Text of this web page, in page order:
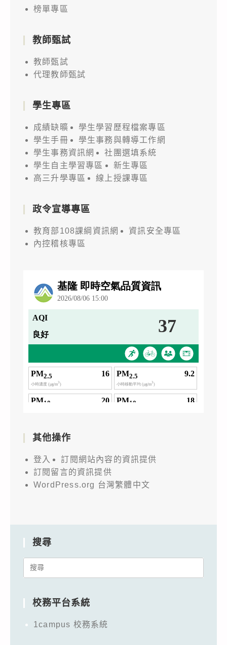
榜單專區
教師甄試
教師甄試
代理教師甄試
學生專區
成績缺曠
學生學習歷程檔案專區
學生手冊
學生事務與轉導工作網
學生事務資訊網
社團選填系統
學生自主學習專區
新生專區
高三升學專區
線上授課專區
政令宣導專區
教育部108課綱資訊網
資訊安全專區
內控稽核專區
其他操作
登入
訂閱網站內容的資訊提供
訂閱留言的資訊提供
WordPress.org 台灣繁體中文
搜尋
Search
校務平台系統
1campus 校務系統